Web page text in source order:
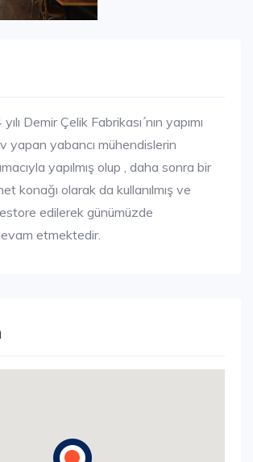
Demir Çelik Fabrikası´nın yapımı
yapan yabancı mühendislerin
yapılmış olup , daha sonra bir
konağı olarak da kullanılmış ve
edilerek günümüzde
etmektedir.